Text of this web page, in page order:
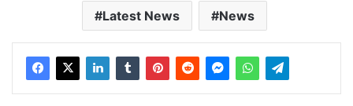
Latest News News